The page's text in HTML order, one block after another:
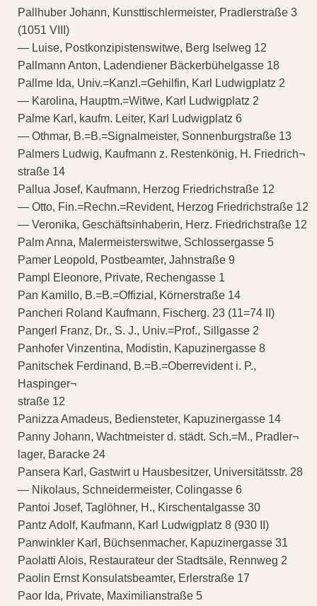
Pallhuber Johann, Kunsttischlermeister, Pradlerstraße 3
(1051 VIII)
— Luise, Postkonzipistenswitwe, Berg Iselweg 12
Pallmann Anton, Ladendiener Bäckerbühelgasse 18
Pallme Ida, Univ.=Kanzl.=Gehilfin, Karl Ludwigplatz 2
— Karolina, Hauptm.=Witwe, Karl Ludwigplatz 2
Palme Karl, kaufm. Leiter, Karl Ludwigplatz 6
— Othmar, B.=B.=Signalmeister, Sonnenburgstraße 13
Palmers Ludwig, Kaufmann z. Restenkönig, H. Friedrich¬
straße 14
Pallua Josef, Kaufmann, Herzog Friedrichstraße 12
— Otto, Fin.=Rechn.=Revident, Herzog Friedrichstraße 12
— Veronika, Geschäftsinhaberin, Herz. Friedrichstraße 12
Palm Anna, Malermeisterswitwe, Schlossergasse 5
Pamer Leopold, Postbeamter, Jahnstraße 9
Pampl Eleonore, Private, Rechengasse 1
Pan Kamillo, B.=B.=Offizial, Körnerstraße 14
Pancheri Roland Kaufmann, Fischerg. 23 (11=74 II)
Pangerl Franz, Dr., S. J., Univ.=Prof., Sillgasse 2
Panhofer Vinzentina, Modistin, Kapuzinergasse 8
Panitschek Ferdinand, B.=B.=Oberrevident i. P.,
Haspinger¬
straße 12
Panizza Amadeus, Bediensteter, Kapuzinergasse 14
Panny Johann, Wachtmeister d. städt. Sch.=M., Pradler¬
lager, Baracke 24
Pansera Karl, Gastwirt u Hausbesitzer, Universitätsstr. 28
— Nikolaus, Schneidermeister, Colingasse 6
Pantoi Josef, Taglöhner, H., Kirschentalgasse 30
Pantz Adolf, Kaufmann, Karl Ludwigplatz 8 (930 II)
Panwinkler Karl, Büchsenmacher, Kapuzinergasse 31
Paolatti Alois, Restaurateur der Stadtsäle, Rennweg 2
Paolin Ernst Konsulatsbeamter, Erlerstraße 17
Paor Ida, Private, Maximilianstraße 5